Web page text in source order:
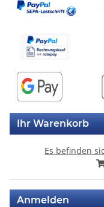
Ihr Warenkorb
Es befinden
Anmelden